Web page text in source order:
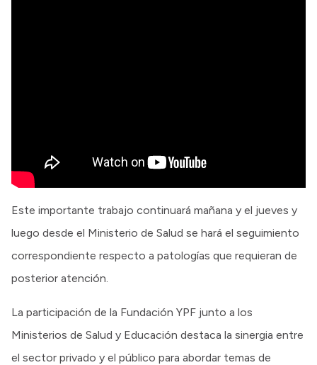
Este importante trabajo continuará mañana y el jueves y
luego desde el Ministerio de Salud se hará el seguimiento
correspondiente respecto a patologías que requieran de
posterior atención.
La participación de la Fundación YPF junto a los
Ministerios de Salud y Educación destaca la sinergia entre
el sector privado y el público para abordar temas de